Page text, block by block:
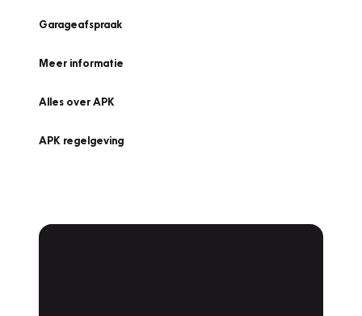
Garageafspraak
Meer informatie
Alles over APK
APK regelgeving